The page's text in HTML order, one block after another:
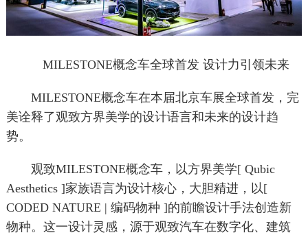
MILESTONE概念车全球首发 设计力引领未来
MILESTONE概念车在本届北京车展全球首发，完
美诠释了观致方界美学的设计语言和未来的设计趋
势。
观致MILESTONE概念车，以方界美学[ Qubic
Aesthetics ]家族语言为设计核心，大胆精进，以[
CODED NATURE | 编码物种 ]的前瞻设计手法创造新
物种。这一设计灵感，源于观致汽车在数字化、建筑